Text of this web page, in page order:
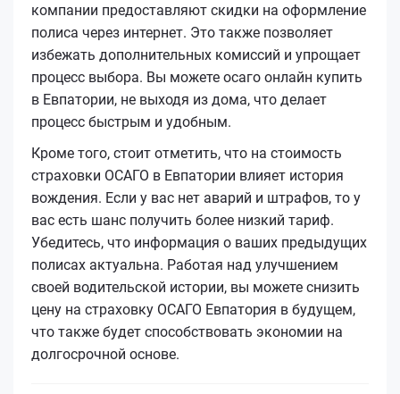
компании предоставляют скидки на оформление
полиса через интернет. Это также позволяет
избежать дополнительных комиссий и упрощает
процесс выбора. Вы можете осаго онлайн купить
в Евпатории, не выходя из дома, что делает
процесс быстрым и удобным.
Кроме того, стоит отметить, что на стоимость
страховки ОСАГО в Евпатории влияет история
вождения. Если у вас нет аварий и штрафов, то у
вас есть шанс получить более низкий тариф.
Убедитесь, что информация о ваших предыдущих
полисах актуальна. Работая над улучшением
своей водительской истории, вы можете снизить
цену на страховку ОСАГО Евпатория в будущем,
что также будет способствовать экономии на
долгосрочной основе.